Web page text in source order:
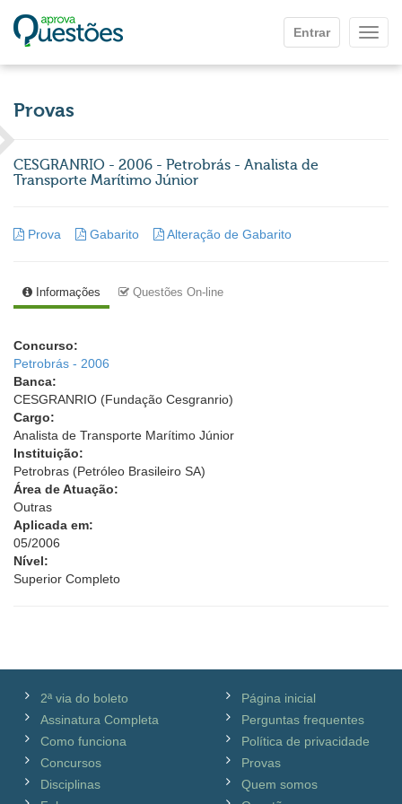
Entrar
Provas
CESGRANRIO - 2006 - Petrobrás - Analista de
Transporte Marítimo Júnior
Prova Gabarito Alteração de Gabarito
Informações Questões On-line
Concurso:
Petrobrás - 2006
Banca:
CESGRANRIO (Fundação Cesgranrio)
Cargo:
Analista de Transporte Marítimo Júnior
Instituição:
Petrobras (Petróleo Brasileiro SA)
Área de Atuação:
Outras
Aplicada em:
05/2006
Nível:
Superior Completo
2ª via do boleto
Assinatura Completa
Como funciona
Concursos
Disciplinas
Página inicial
Perguntas frequentes
Política de privacidade
Provas
Quem somos